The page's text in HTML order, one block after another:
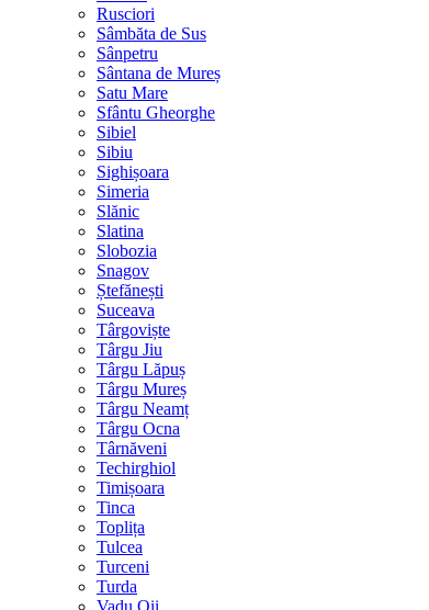
Rusciori
Sâmbăta de Sus
Sânpetru
Sântana de Mureș
Satu Mare
Sfântu Gheorghe
Sibiel
Sibiu
Sighișoara
Simeria
Slănic
Slatina
Slobozia
Snagov
Ștefănești
Suceava
Târgoviște
Târgu Jiu
Târgu Lăpuș
Târgu Mureș
Târgu Neamț
Târgu Ocna
Târnăveni
Techirghiol
Timișoara
Tinca
Toplița
Tulcea
Turceni
Turda
Vadu Oii